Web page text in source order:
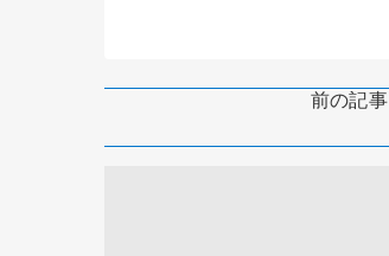
前の記事